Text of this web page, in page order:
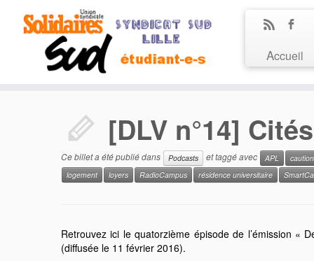
Accueil
[DLV n°14]
Ce billet a été publié dans Podcasts et taggé avec APL
logement
loyers RadioCampus résidence universitaire
Retrouvez ici le quatorzième épisode de l’émission
(diffusée le 11 février 2016).